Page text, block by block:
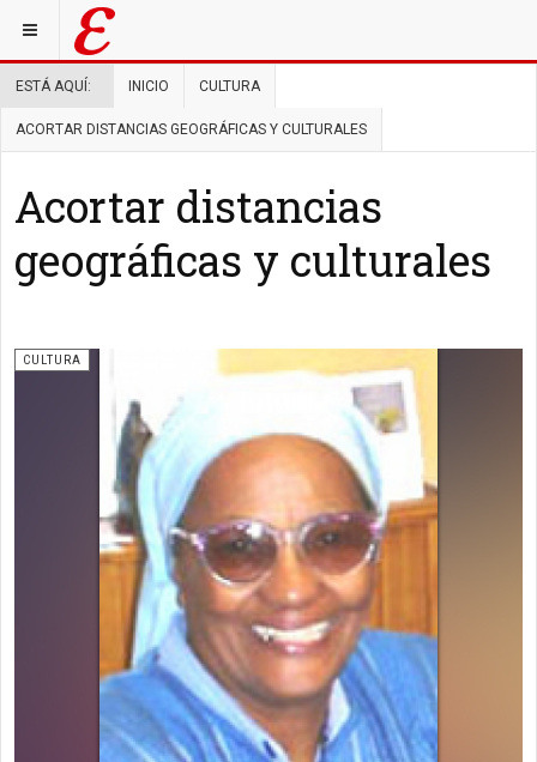
ESTÁ AQUÍ: INICIO CULTURA
ACORTAR DISTANCIAS GEOGRÁFICAS Y CULTURALES
Acortar distancias
geográficas y culturales
CULTURA